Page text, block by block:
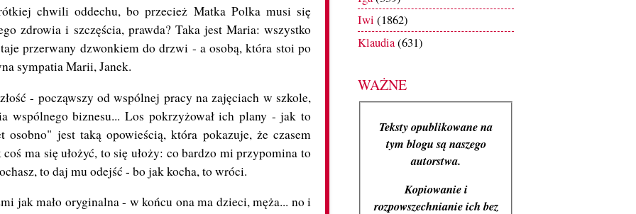
chwili oddechu, bo przecież Matka Polka musi się
zdrowia i szczęścia, prawda? Taka jest Maria: wszystko
przerwany dzwonkiem do drzwi - a osobą, która stoi po
sympatia Marii, Janek.
- począwszy od wspólnej pracy na zajęciach w szkole,
wspólnego biznesu... Los pokrzyżował ich plany - jak to
osobno" jest taką opowieścią, która pokazuje, że czasem
ma się ułożyć, to się ułoży: co bardzo mi przypomina to
to daj mu odejść - bo jak kocha, to wróci.
jak mało oryginalna - w końcu ona ma dzieci, męża... no i
Iwi (1862)
Klaudia(631)
WAŻNE
Teksty opublikowane na
tym blogu są naszego
autorstwa.
Kopiowanie i
rozpowszechnianie ich bez